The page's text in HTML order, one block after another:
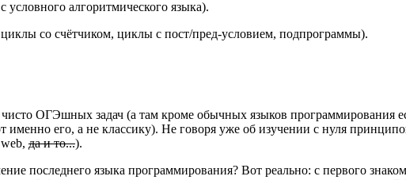
алгоритмического языка).
со счётчиком, циклы с пост/пред-условием, подпрограммы).
ОГЭшных задач (а там кроме обычных языков программирования
именно его, а не классику). Не говоря уже об изучении с нуля
да и то...).
последнего языка программирования? Вот реально: с первого